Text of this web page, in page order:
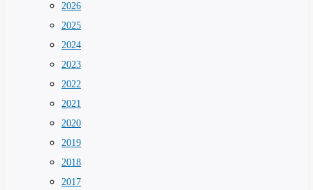
2026
2025
2024
2023
2022
2021
2020
2019
2018
2017